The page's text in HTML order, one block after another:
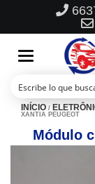
Toggle
navigation
INÍCIO /
XANTIA PEUGEOT
Módulo